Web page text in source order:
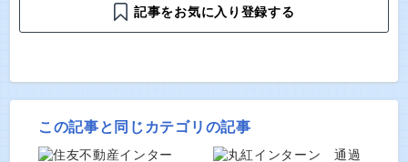
記事をお気に入り登録する
この記事と同じカテゴリの記事